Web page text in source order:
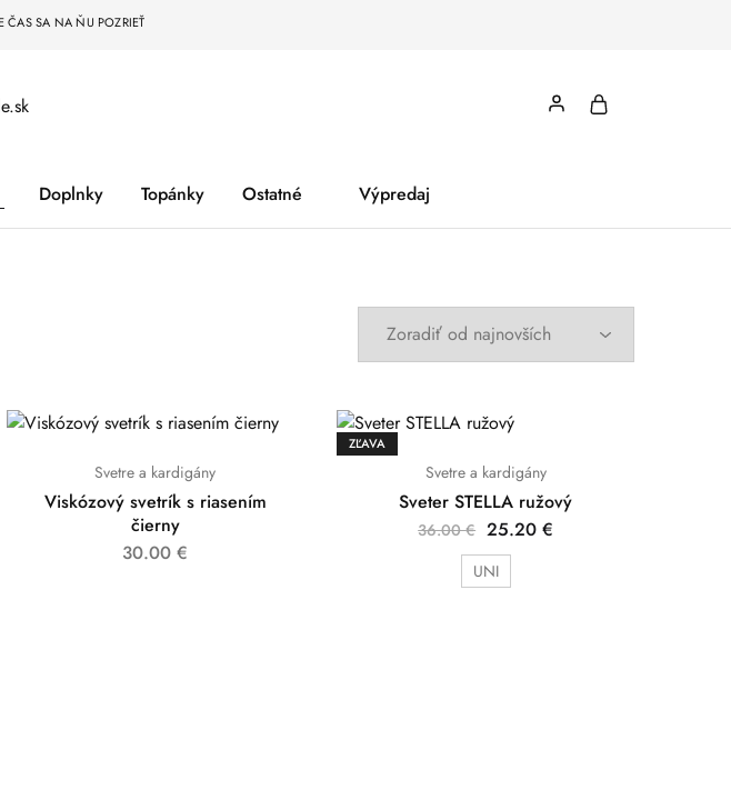
ČAS SA NA ŇU POZRIEŤ
Doplnky Topánky Ostatné Výpredaj
Svetre a kardigány
Viskózový svetrík s riasením
čierny
30.00€
ZĽAVA
Svetre a kardigány
Sveter STELLA ružový
36.00€ 25.20€
UNI